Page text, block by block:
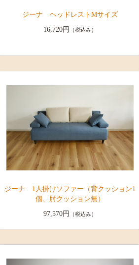
ジーナ ヘッドレストMサイズ
16,720円
（税込み）
ジーナ 1人掛けソファー（背クッション1
個、肘クッション無）
97,570円
（税込み）